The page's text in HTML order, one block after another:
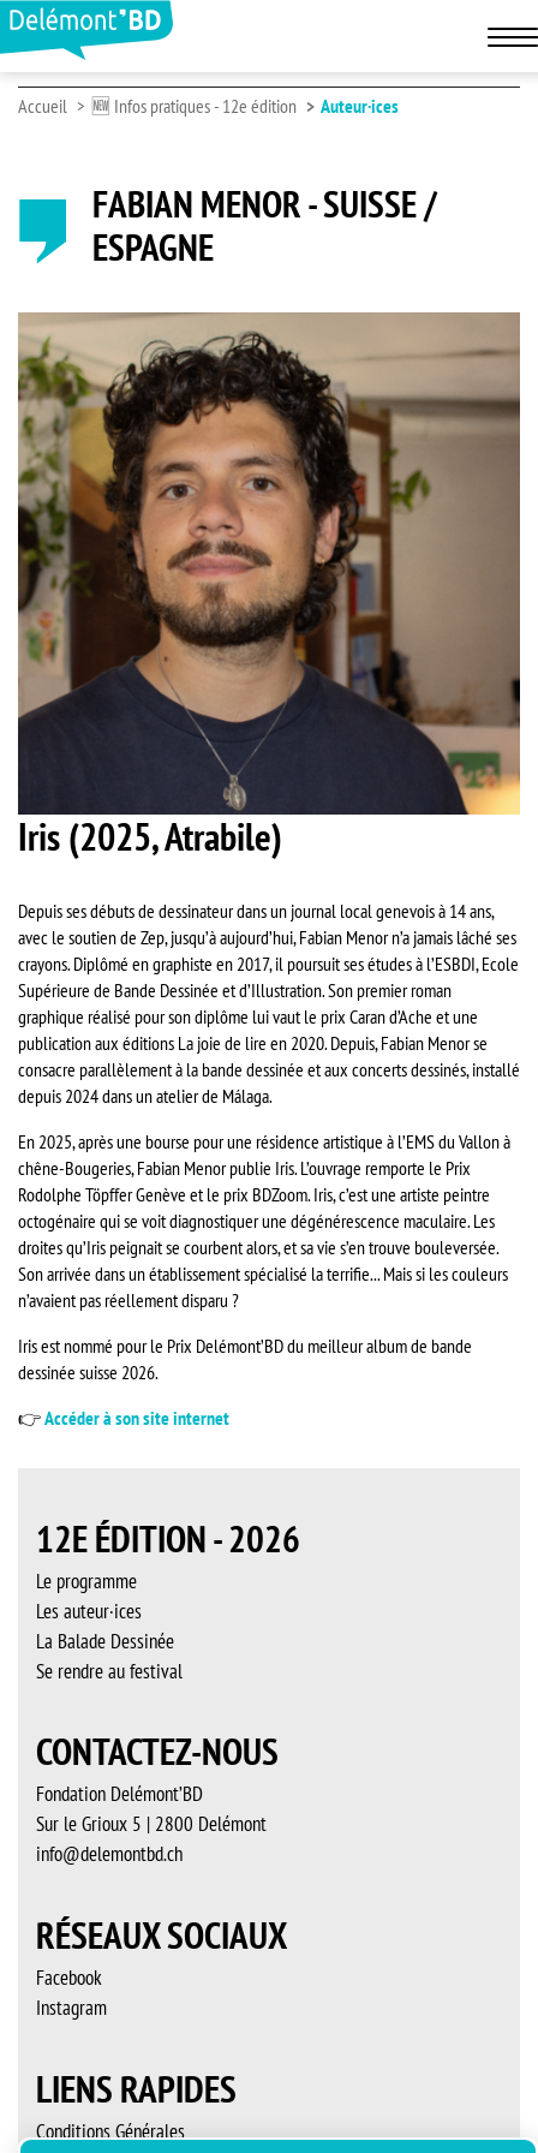
Accueil 🆕 Infos pratiques - 12e édition Auteur·ices
FABIAN MENOR - SUISSE /
ESPAGNE
Iris (2025, Atrabile)
Depuis ses débuts de dessinateur dans un journal local genevois à 14 ans,
avec le soutien de Zep, jusqu’à aujourd’hui, Fabian Menor n’a jamais lâché ses
crayons. Diplômé en graphiste en 2017, il poursuit ses études à l’ESBDI, Ecole
Supérieure de Bande Dessinée et d’Illustration. Son premier roman
graphique réalisé pour son diplôme lui vaut le prix Caran d’Ache et une
publication aux éditions La joie de lire en 2020. Depuis, Fabian Menor se
consacre parallèlement à la bande dessinée et aux concerts dessinés, installé
depuis 2024 dans un atelier de Málaga.
En 2025, après une bourse pour une résidence artistique à l’EMS du Vallon à
chêne-Bougeries, Fabian Menor publie Iris. L’ouvrage remporte le Prix
Rodolphe Töpffer Genève et le prix BDZoom. Iris, c’est une artiste peintre
octogénaire qui se voit diagnostiquer une dégénérescence maculaire. Les
droites qu’Iris peignait se courbent alors, et sa vie s’en trouve bouleversée.
Son arrivée dans un établissement spécialisé la terrifie... Mais si les couleurs
n’avaient pas réellement disparu ?
Iris est nommé pour le Prix Delémont’BD du meilleur album de bande
dessinée suisse 2026.
👉Accéder à son site internet
12E ÉDITION - 2026
Le programme
Les auteur·ices
La Balade Dessinée
Se rendre au festival
CONTACTEZ-NOUS
Fondation Delémont’BD
Sur le Grioux 5 | 2800 Delémont
info@delemontbd.ch
RÉSEAUX SOCIAUX
Facebook
Instagram
LIENS RAPIDES
Conditions Générales